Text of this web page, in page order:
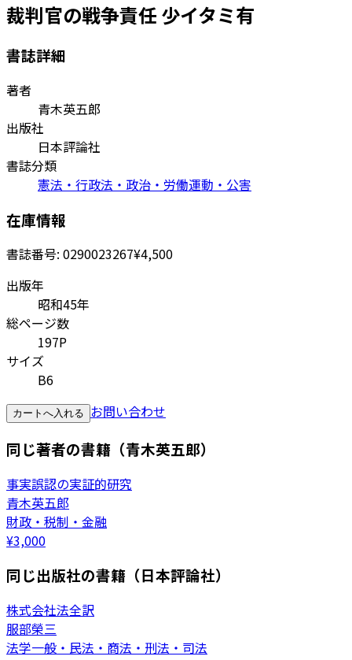
裁判官の戦争責任 少イタミ有
書誌詳細
著者
青木英五郎
出版社
日本評論社
書誌分類
憲法・行政法・政治・労働運動・公害
在庫情報
書誌番号: 0290023267¥4,500
出版年
昭和45年
総ページ数
197P
サイズ
B6
カートへ入れる お問い合わせ
同じ著者の書籍（青木英五郎）
事実誤認の実証的研究
青木英五郎
財政・税制・金融
¥3,000
同じ出版社の書籍（日本評論社）
株式会社法全訳
服部榮三
法学一般・民法・商法・刑法・司法